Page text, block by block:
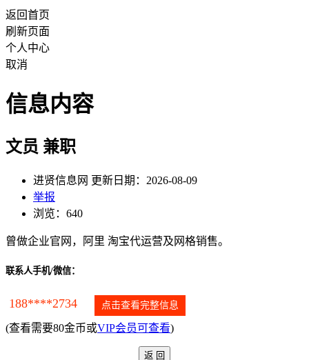
返回首页
刷新页面
个人中心
取消
信息内容
文员 兼职
进贤信息网 更新日期：2026-08-09
举报
浏览：640
曾做企业官网，阿里 淘宝代运营及网格销售。
联系人手机/微信：
188****2734 点击查看完整信息
(查看需要80金币或VIP会员可查看)